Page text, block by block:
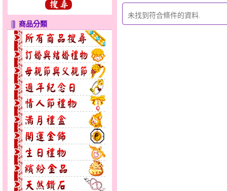
商品分類
未找到符合條件的資料.